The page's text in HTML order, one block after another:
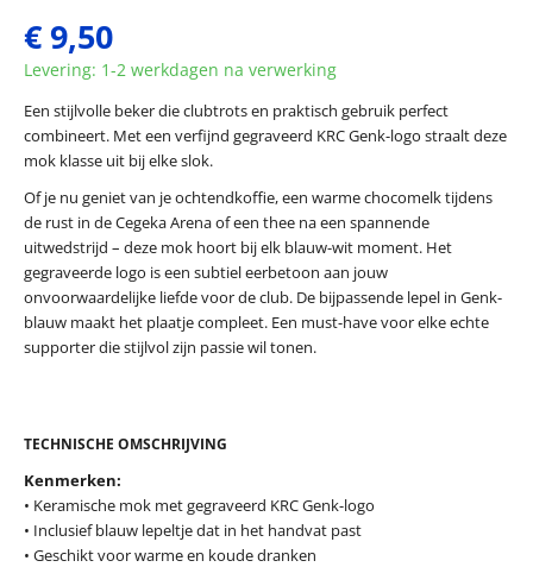
€ 9,50
Levering: 1-2 werkdagen na verwerking
Een stijlvolle beker die clubtrots en praktisch gebruik perfect
combineert. Met een verfijnd gegraveerd KRC Genk-logo straalt deze
mok klasse uit bij elke slok.
Of je nu geniet van je ochtendkoffie, een warme chocomelk tijdens
de rust in de Cegeka Arena of een thee na een spannende
uitwedstrijd – deze mok hoort bij elk blauw-wit moment. Het
gegraveerde logo is een subtiel eerbetoon aan jouw
onvoorwaardelijke liefde voor de club. De bijpassende lepel in Genk-
blauw maakt het plaatje compleet. Een must-have voor elke echte
supporter die stijlvol zijn passie wil tonen.
TECHNISCHE OMSCHRIJVING
Kenmerken:
• Keramische mok met gegraveerd KRC Genk-logo
• Inclusief blauw lepeltje dat in het handvat past
• Geschikt voor warme en koude dranken